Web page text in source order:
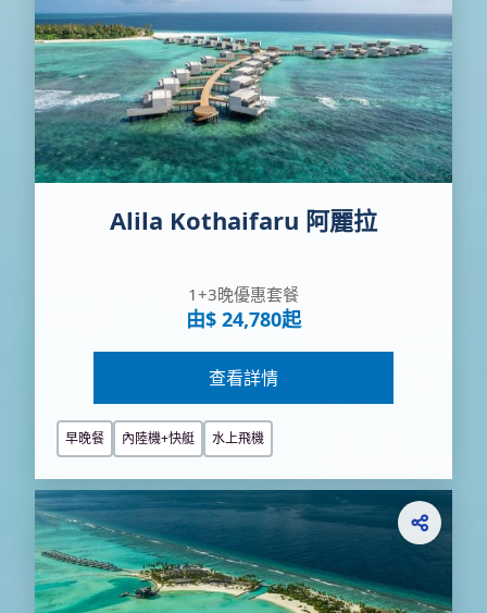
Alila Kothaifaru 阿麗拉
1+3晚優惠套餐
由$ 24,780起
查看詳情
早晚餐 內陸機+快艇 水上飛機